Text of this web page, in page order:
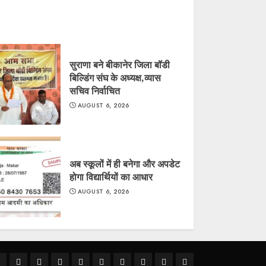
सुराणा बने बीकानेर जिला बॉडी
बिल्डिंग संघ के अध्यक्ष,व्यास
सचिव निर्वाचित
AUGUST 6, 2026
अब स्कूलों में ही बनेगा और अपडेट
होगा विद्यार्थियों का आधार
AUGUST 6, 2026
राजस्थानक्राइमराजनीतिदेश खेल धर्म- मौसम शिक्षा अन्य